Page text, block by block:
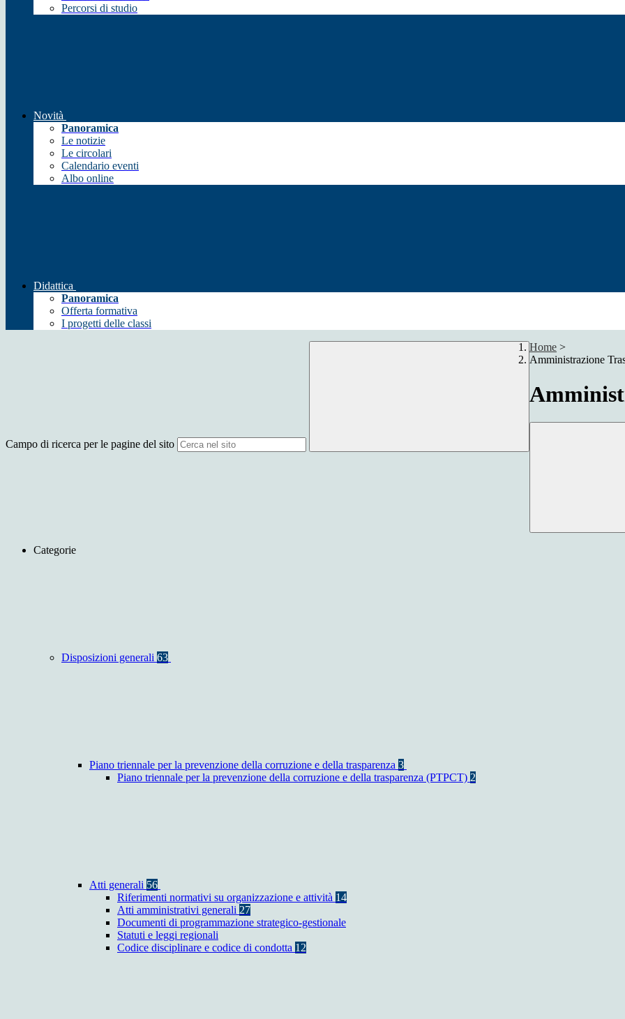
Percorsi di studio
Novità
Panoramica
Le notizie
Le circolari
Calendario eventi
Albo online
Didattica
Panoramica
Offerta formativa
I progetti delle classi
Campo di ricerca per le pagine del sito
Home >
Amministrazione
Categorie
Disposizioni generali 63
Piano triennale per la prevenzione della corruzione e della trasparenza 3
Piano triennale per la prevenzione della corruzione e della trasparenza (PTPCT) 2
Atti generali 56
Riferimenti normativi su organizzazione e attività 14
Atti amministrativi generali 27
Documenti di programmazione strategico-gestionale
Statuti e leggi regionali
Codice disciplinare e codice di condotta 12